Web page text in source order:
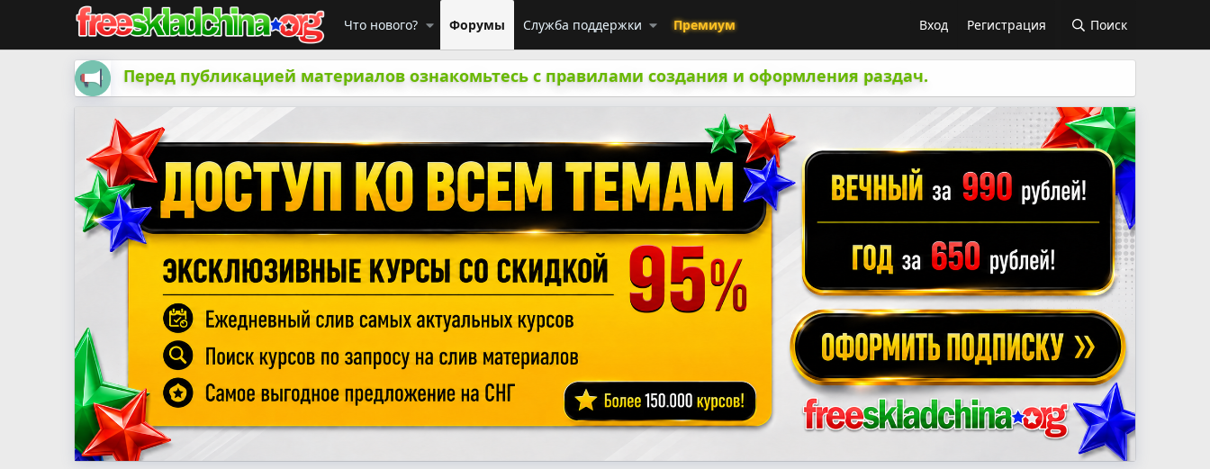
Что нового? Форумы Служба поддержки Премиум Вход Регистрация Поиск
Перед публикацией материалов ознакомьтесь с правилами создания и оформления раздач.